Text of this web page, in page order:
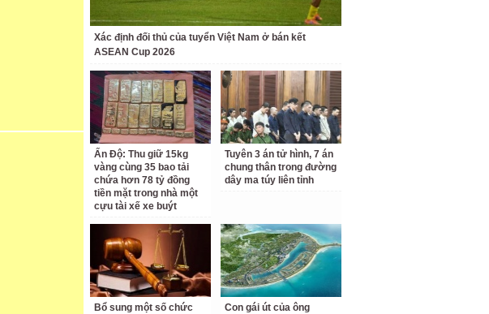
Xác định đối thủ của tuyển Việt Nam ở bán kết
ASEAN Cup 2026
Ấn Độ: Thu giữ 15kg
vàng cùng 35 bao tải
chứa hơn 78 tỷ đồng
tiền mặt trong nhà một
cựu tài xế xe buýt
Tuyên 3 án tử hình, 7 án
chung thân trong đường
dây ma túy liên tỉnh
Bổ sung một số chức
Con gái út của ông